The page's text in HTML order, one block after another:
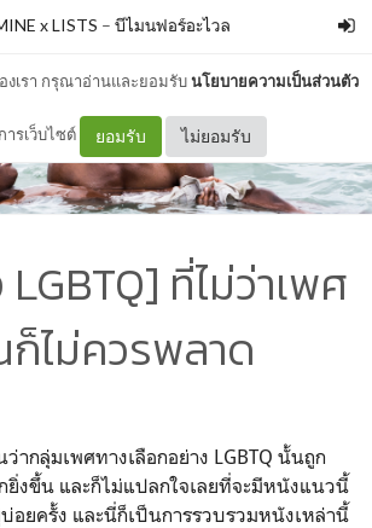
งเรา กรุณาอ่านและยอมรับนโยบายความเป็นส่วนตัว
ารเว็บไซต์ ยอมรับ ไม่ยอมรับ
x LISTS – บีไมนฟอร์อะไวล
ที่ไม่ว่าเพศ
ก็ไม่ควรพลาด
ากลุ่มเพศทางเลือกอย่าง LGBTQ นั้นถูก
ยิ่งขึ้น และก็ไม่แปลกใจเลยที่จะมีหนังแนวนี้
อยครั้ง และนี่ก็เป็นการรวบรวมหนังเหล่านี้